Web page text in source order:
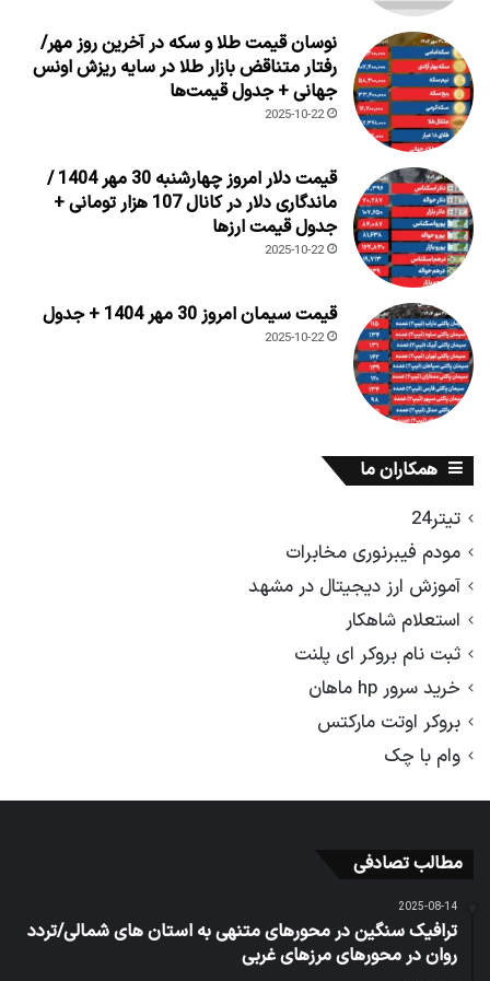
نوسان قیمت طلا و سکه در آخرین روز مهر/
رفتار متناقض بازار طلا در سایه ریزش اونس
جهانی + جدول قیمت‌ها
2025-10-22
قیمت دلار امروز چهارشنبه 30 مهر 1404 /
ماندگاری دلار در کانال 107 هزار تومانی +
جدول قیمت ارزها
2025-10-22
قیمت سیمان امروز 30 مهر 1404 + جدول
2025-10-22
همکاران ما
تیتر24
مودم فیبرنوری مخابرات
آموزش ارز دیجیتال در مشهد
استعلام شاهکار
ثبت نام بروکر ای پلنت
خرید سرور hp ماهان
بروکر اوتت مارکتس
وام با چک
مطالب تصادفی
2025-08-14
ترافیک سنگین در محورهای متنهی به استان های شمالی/تردد
روان در محورهای مرزهای غربی